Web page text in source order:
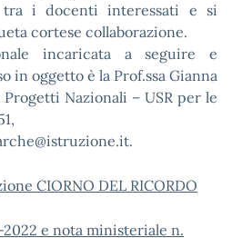
tra i docenti interessati e si
cortese collaborazione.
incaricata a seguire e
in oggetto è la Prof.ssa Gianna
Nazionali – USR per le
CIORNO DEL RICORDO
2022 e nota ministeriale n.